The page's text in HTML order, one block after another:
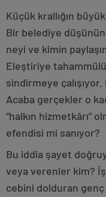
Küçük krallığın
Bir belediye düşünün
neyi ve kimin
Eleştiriye
sindirmeye
Acaba gerçekler o
“halkın hizmetkârı”
efendisi mi sanıyor?
Bu iddia şayet
veya verenler kim?
cebini dolduran